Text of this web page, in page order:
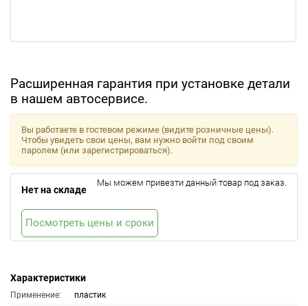
Расширенная гарантия при установке детали
в нашем автосервисе.
Характеристики
Применение:
пластик
Вы работаете в гостевом режиме (видите розничные цены).
Чтобы увидеть свои цены, вам нужно войти под своим
паролем (или зарегистрироваться).
Нет на складе
Мы можем привезти данный товар под заказ.
Посмотреть цены и сроки